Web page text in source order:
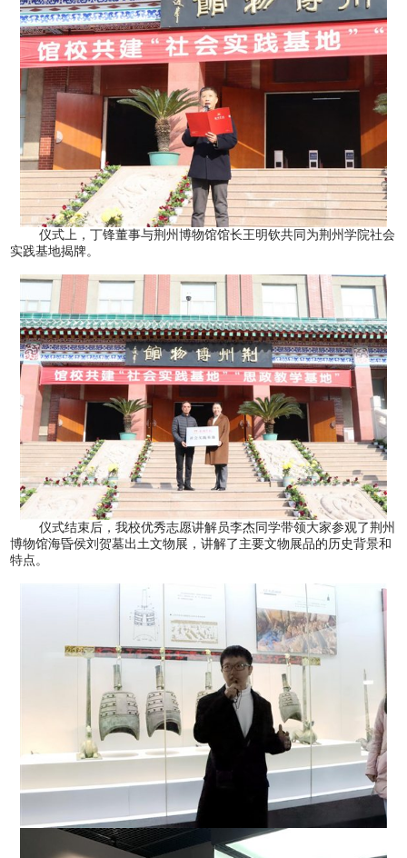
仪式上，丁锋董事与荆州博物馆馆长王明钦共同为荆州学院社会
实践基地揭牌。
仪式结束后，我校优秀志愿讲解员李杰同学带领大家参观了荆州
博物馆海昏侯刘贺墓出土文物展，讲解了主要文物展品的历史背景和
特点。